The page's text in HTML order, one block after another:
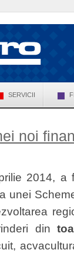
SERVICII
noi
2014, a
unei
din